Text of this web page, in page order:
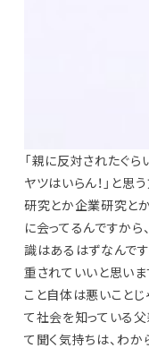
「親に反対されたぐ
ヤツはいらん！」と思
研究とか企業研究と
に会ってるんですか
識はあるはずなんで
重されていいと思い
こと自体は悪いこと
て社会を知っている
て聞く気持ちは、わ